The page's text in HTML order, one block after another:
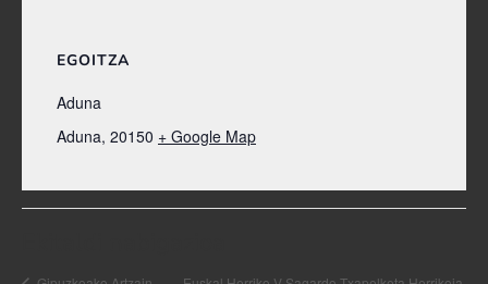
EGOITZA
Aduna
Aduna, 20150 + Google Map